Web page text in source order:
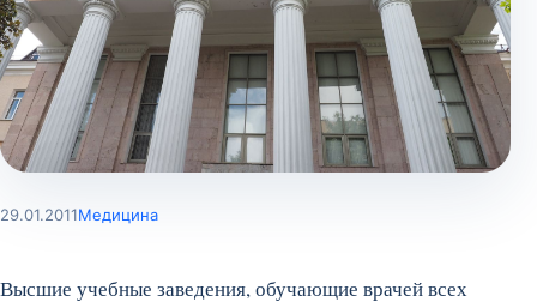
29.01.2011Медицина
Высшие учебные заведения, обучающие врачей всех